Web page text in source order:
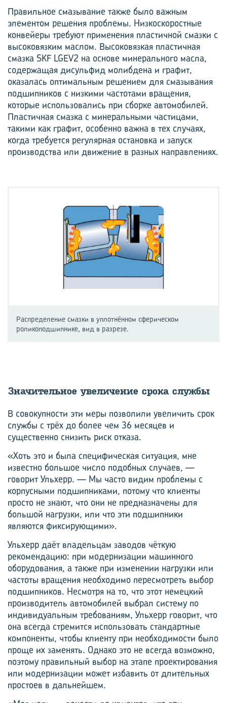
Правильное смазывание также было важным
элементом решения проблемы. Низкоскоростные
конвейеры требуют применения пластичной смазки с
высоковязким маслом. Высоковязкая пластичная
смазка SKF LGEV2 на основе минерального масла,
содержащая дисульфид молибдена и графит,
оказалась оптимальным решением для смазывания
подшипников с низкими частотами вращения,
которые использовались при сборке автомобилей.
Пластичная смазка с минеральными частицами,
такими как графит, особенно важна в тех случаях,
когда требуется регулярная остановка и запуск
производства или движение в разных направлениях.
Распределение смазки в уплотнённом сферическом
роликоподшипнике, вид в разрезе.
Зна­чи­тель­ное уве­ли­че­ние срока служ­бы
В совокупности эти меры позволили увеличить срок
службы с трёх до более чем 36 месяцев и
существенно снизить риск отказа.
«Хоть это и была специфическая ситуация, мне
известно большое число подобных случаев, —
говорит Ульхерр. — Мы часто видим проблемы с
корпусными подшипниками, потому что клиенты
просто не знают, что они не предназначены для
большой нагрузки, или что эти подшипники
являются фиксирующими».
Ульхерр даёт владельцам заводов чёткую
рекомендацию: при модернизации машинного
оборудования, а также при изменении нагрузки или
частоты вращения необходимо пересмотреть выбор
подшипников. Несмотря на то, что этот немецкий
производитель автомобилей выбрал систему по
индивидуальным требованиям, Ульхерр говорит, что
она всегда стремится использовать стандартные
компоненты, чтобы клиенту при необходимости было
проще их заменять. Однако это не всегда возможно,
поэтому правильный выбор на этапе проектирования
или модернизации может избавить от длительных
простоев в дальнейшем.